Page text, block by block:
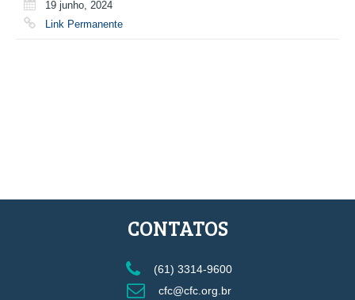
19 junho, 2024
Link Permanente
CONTATOS
(61) 3314-9600
cfc@cfc.org.br